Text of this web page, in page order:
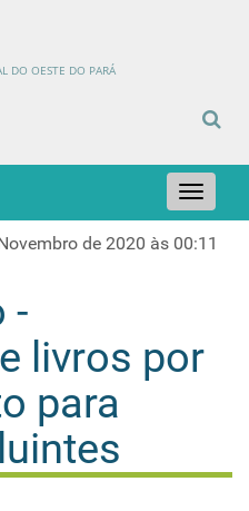
DO OESTE DO PARÁ
Toggle
navigation
de 2020 às 00:11
-
livros por
para